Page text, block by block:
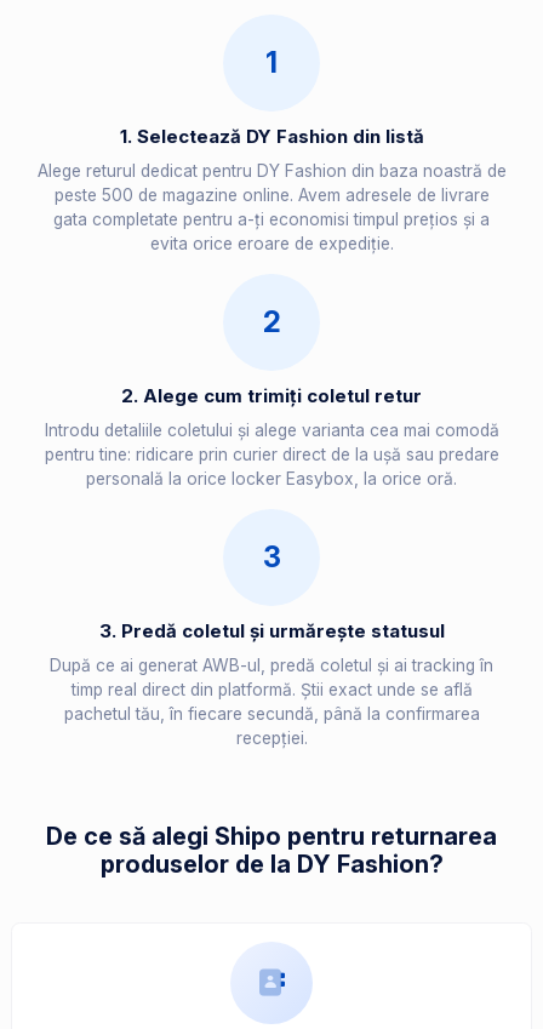
1
1. Selectează DY Fashion din listă
Alege returul dedicat pentru DY Fashion din baza noastră de
peste 500 de magazine online. Avem adresele de livrare
gata completate pentru a-ți economisi timpul prețios și a
evita orice eroare de expediție.
2
2. Alege cum trimiți coletul retur
Introdu detaliile coletului și alege varianta cea mai comodă
pentru tine: ridicare prin curier direct de la ușă sau predare
personală la orice locker Easybox, la orice oră.
3
3. Predă coletul și urmărește statusul
După ce ai generat AWB-ul, predă coletul și ai tracking în
timp real direct din platformă. Știi exact unde se află
pachetul tău, în fiecare secundă, până la confirmarea
recepției.
De ce să alegi Shipo pentru returnarea
produselor de la DY Fashion?